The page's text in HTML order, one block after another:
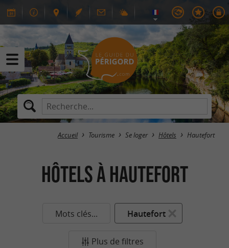
Accueil Tourisme Se loger Hôtels Hautefort
Hôtels à Hautefort
Mots clés... Hautefort
Plus de filtres